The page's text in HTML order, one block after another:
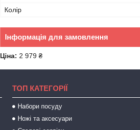
Колір
Інформація для замовлення
Ціна: 2 979 ₴
ТОП КАТЕГОРІЇ
Набори посуду
Ножі та аксесуари